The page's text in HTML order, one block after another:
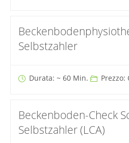
Selbstzahler
Durata: ~ 60 Min. Prezzo:
Beckenboden-Check
Selbstzahler (LCA)